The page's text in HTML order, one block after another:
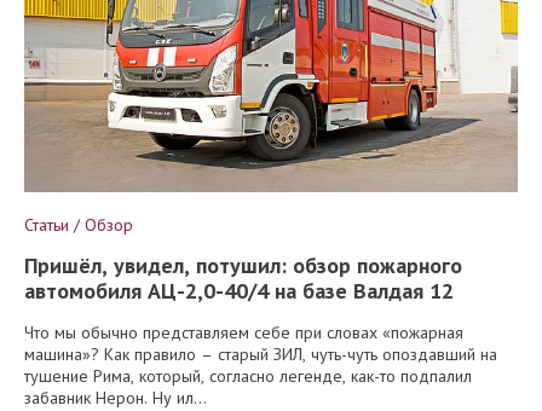
Статьи / Обзор
Пришёл, увидел, потушил: обзор пожарного
автомобиля АЦ-2,0-40/4 на базе Валдая 12
Что мы обычно представляем себе при словах «пожарная
машина»? Как правило – старый ЗИЛ, чуть-чуть опоздавший на
тушение Рима, который, согласно легенде, как-то подпалил
забавник Нерон. Ну ил...